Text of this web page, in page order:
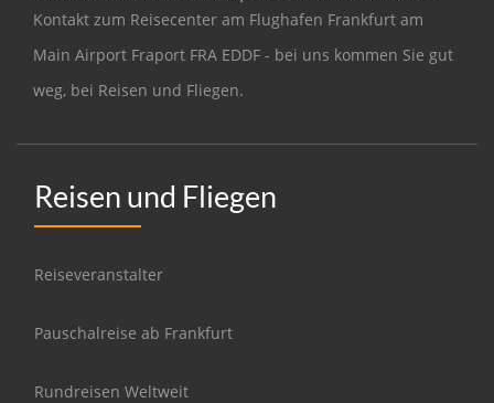
Kontakt zum Reisecenter am Flughafen Frankfurt am
Main Airport Fraport FRA EDDF - bei uns kommen Sie gut
weg, bei Reisen und Fliegen.
Reisen und Fliegen
Reiseveranstalter
Pauschalreise ab Frankfurt
Rundreisen Weltweit